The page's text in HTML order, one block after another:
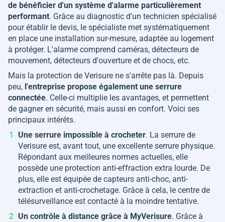
de bénéficier d'un système d'alarme particulièrement
performant. Grâce au diagnostic d'un technicien spécialisé
pour établir le devis, le spécialiste met systématiquement
en place une installation sur-mesure, adaptée au logement
à protéger. L'alarme comprend caméras, détecteurs de
mouvement, détecteurs d'ouverture et de chocs, etc.
Mais la protection de Verisure ne s'arrête pas là. Depuis
peu, l'entreprise propose également une serrure
connectée. Celle-ci multiplie les avantages, et permettent
de gagner en sécurité, mais aussi en confort. Voici ses
principaux intérêts.
Une serrure impossible à crocheter. La serrure de
Verisure est, avant tout, une excellente serrure physique.
Répondant aux meilleures normes actuelles, elle
possède une protection anti-effraction extra lourde. De
plus, elle est équipée de capteurs anti-choc, anti-
extraction et anti-crochetage. Grâce à cela, le centre de
télésurveillance est contacté à la moindre tentative.
Un contrôle à distance grâce à MyVerisure. Grâce à